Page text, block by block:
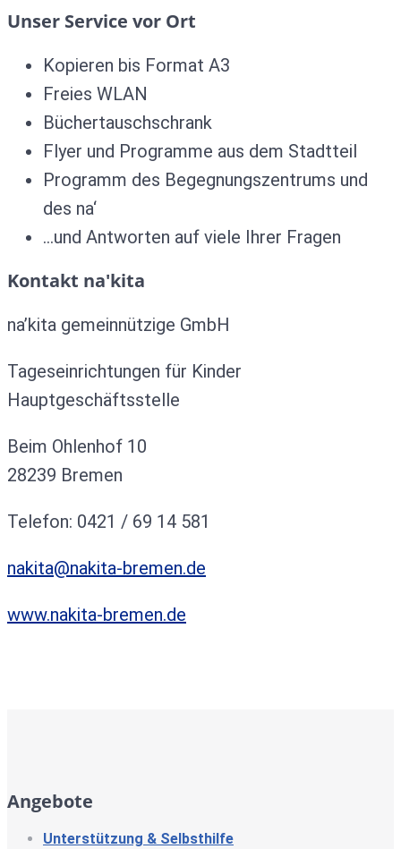
Unser Service vor Ort
Kopieren bis Format A3
Freies WLAN
Büchertauschschrank
Flyer und Programme aus dem Stadtteil
Programm des Begegnungszentrums und
des na‘
…und Antworten auf viele Ihrer Fragen
Kontakt na'kita
na’kita gemeinnützige GmbH
Tageseinrichtungen für Kinder
Hauptgeschäftsstelle
Beim Ohlenhof 10
28239 Bremen
Telefon: 0421 / 69 14 581
nakita@nakita-bremen.de
www.nakita-bremen.de
Angebote
Unterstützung & Selbsthilfe